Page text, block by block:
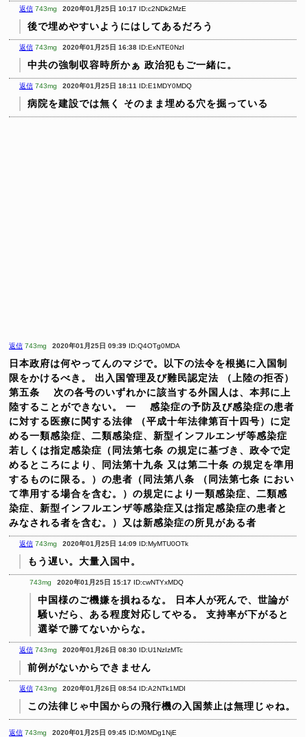
返信 743mg 2020年01月25日 10:17 ID:c2NDk2MzE
後で埋めやすいようにはしてあるだろう
返信 743mg 2020年01月25日 16:38 ID:ExNTE0NzI
中共の強制収容時所かぁ 政治犯もご一緒に。
返信 743mg 2020年01月25日 18:11 ID:E1MDY0MDQ
病院を建設では無く そのまま埋める穴を掘っている
返信 743mg 2020年01月25日 09:39 ID:Q4OTg0MDA
日本政府は何やってんのマジで。以下の法令を根拠に入国制
限をかけるべき。
出入国管理及び難民認定法 （上陸の拒否）
第五条 次の各号のいずれかに該当する外国人は、本邦に上
陸することができない。
一 感染症の予防及び感染症の患者
に対する医療に関する法律 （平成十年法律第百十四号）に定
める一類感染症、二類感染症、新型インフルエンザ等感染症
若しくは指定感染症（同法第七条 の規定に基づき、政令で定
めるところにより、同法第十九条 又は第二十条 の規定を準用
するものに限る。）の患者（同法第八条 （同法第七条 におい
て準用する場合を含む。）の規定により一類感染症、二類感
染症、新型インフルエンザ等感染症又は指定感染症の患者と
みなされる者を含む。）又は新感染症の所見がある者
返信 743mg 2020年01月25日 14:09 ID:MyMTU0OTk
もう遅い。大量入国中。
743mg 2020年01月25日 15:17 ID:cwNTYxMDQ
中国様のご機嫌を損ねるな。
日本人が死んで、世論が
騒いだら、ある程度対応してやる。
支持率が下がると
選挙で勝てないからな。
返信 743mg 2020年01月26日 08:30 ID:U1NzIzMTc
前例がないからできません
返信 743mg 2020年01月26日 08:54 ID:A2NTk1MDI
この法律じゃ中国からの飛行機の入国禁止は無理じゃね。
返信 743mg 2020年01月25日 09:45 ID:M0MDg1NjE